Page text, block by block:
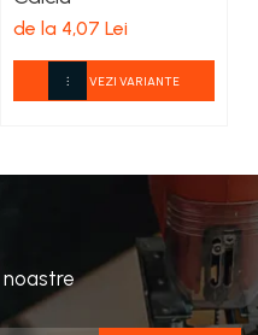
de la 4,07 Lei
VEZI VARIANTE